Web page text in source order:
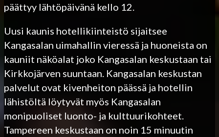
päättyy lähtöpäivänä kello 12.
Uusi kaunis hotellikiinteistö sijaitsee
Kangasalan uimahallin vieressä ja huoneista on
kauniit näköalat joko Kangasalan keskustaan tai
Kirkkojärven suuntaan. Kangasalan keskustan
palvelut ovat kivenheiton päässä ja hotellin
lähistöltä löytyvät myös Kangasalan
monipuoliset luonto- ja kulttuurikohteet.
Tampereen keskustaan on noin 15 minuutin